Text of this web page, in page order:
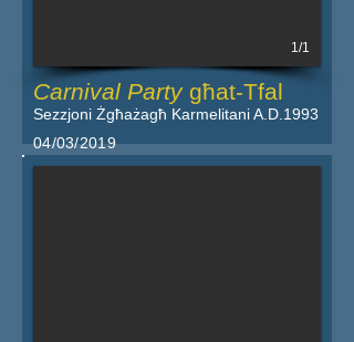
1/1
Carnival Partygħat-Tfal
Sezzjoni Żgħażagħ Karmelitani A.D.1993
04/03/2019
Iktar dettalji fil-powster